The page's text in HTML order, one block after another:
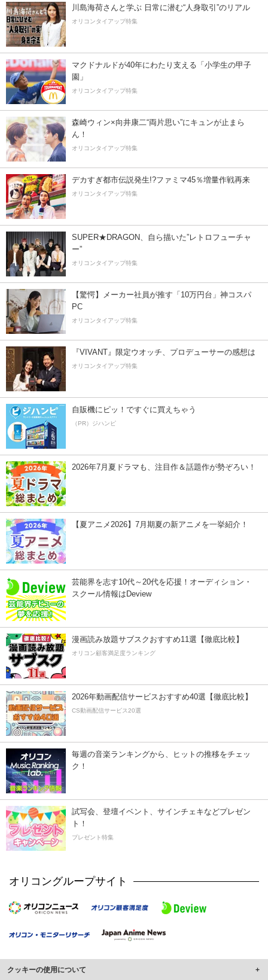
川島海荷さんと学ぶ 日常に潜む“人身取引”のリアル
オリコンタイアップ特集
マクドナルドが40年にわたり支える「小学生の甲子
園」
オリコンタイアップ特集
森崎ウィン×向井康二“両片思い”にキュンが止まら
ん！
オリコンタイアップ特集
デカすぎ都市伝説発生!?ファミマ45％増量作戦再来
オリコンタイアップ特集
SUPER★DRAGON、自ら描いた”レトロフューチャ
ー”
オリコンタイアップ特集
【驚愕】メーカー社員が推す「10万円台」神コスパ
PC
オリコンタイアップ特集
『VIVANT』限定ウオッチ、プロデューサーの感想は
オリコンタイアップ特集
自販機にピッ！ですぐに買えちゃう
（PR）ジハンピ
2026年7月夏ドラマも、注目作＆話題作が勢ぞろい！
【夏アニメ2026】7月期夏の新アニメを一挙紹介！
芸能界を志す10代～20代を応援！オーディション・
スクール情報はDeview
漫画読み放題サブスクおすすめ11選【徹底比較】
オリコン顧客満足度ランキング
2026年動画配信サービスおすすめ40選【徹底比較】
CS動画配信サービス20選
毎週の音楽ランキングから、ヒットの推移をチェッ
ク！
試写会、登壇イベント、サインチェキなどプレゼン
ト！
プレゼント特集
オリコングループサイト
クッキーの使用について